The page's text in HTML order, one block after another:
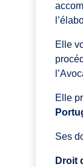
Elle
Elle
Ses
Droit